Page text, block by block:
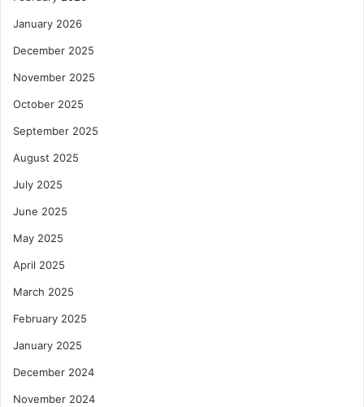
January 2026
December 2025
November 2025
October 2025
September 2025
August 2025
July 2025
June 2025
May 2025
April 2025
March 2025
February 2025
January 2025
December 2024
November 2024